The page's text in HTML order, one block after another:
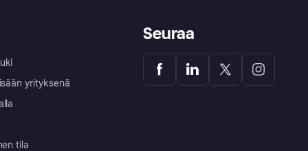
yrityksenä
tila
Seuraa